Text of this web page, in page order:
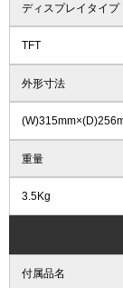
ディスプレイタイプ
TFT
外形寸法
重量
3.5Kg
付属品名